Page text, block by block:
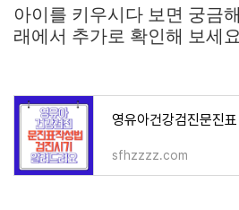
아이를 키우시다 보면 궁금
래에서 추가로 확인해 보세
sfhzzzz.com